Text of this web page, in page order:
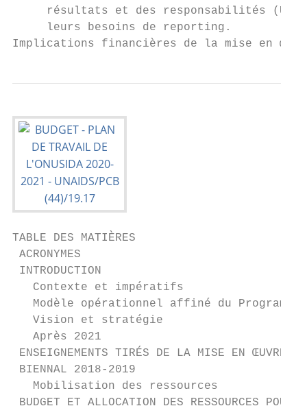
résultats et des responsabilités
     leurs besoins de reporting.
Implications financières de la mise en
TABLE DES MATIÈRES
ACRONYMES
INTRODUCTION
Contexte et impératifs
Modèle opérationnel affiné du
Vision et stratégie
Après 2021
ENSEIGNEMENTS TIRÉS DE LA MISE EN ŒUVRE
BIENNAL 2018-2019
Mobilisation des ressources
BUDGET ET ALLOCATION DES